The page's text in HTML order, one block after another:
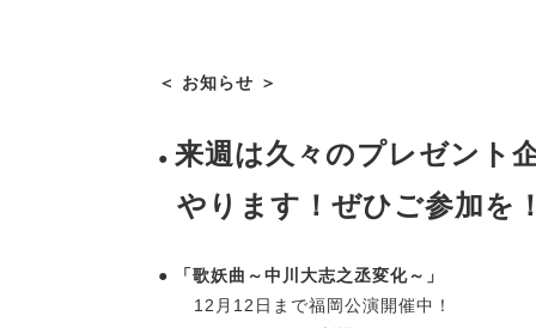
＜ お知らせ ＞
● 来週は久々のプレゼント企
やります！ぜひご参加を
● 「歌妖曲～中川大志之丞変化～」
12月12日まで福岡公演開催中！